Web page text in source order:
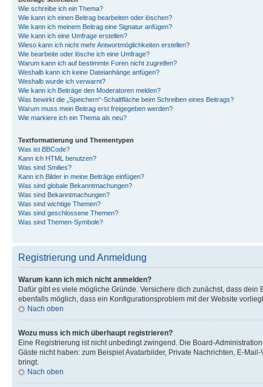
Wie schreibe ich ein Thema?
Wie kann ich einen Beitrag bearbeiten oder löschen?
Wie kann ich meinem Beitrag eine Signatur anfügen?
Wie kann ich eine Umfrage erstellen?
Wieso kann ich nicht mehr Antwortmöglichkeiten erstellen?
Wie bearbeite oder lösche ich eine Umfrage?
Warum kann ich auf bestimmte Foren nicht zugreifen?
Weshalb kann ich keine Dateianhänge anfügen?
Weshalb wurde ich verwarnt?
Wie kann ich Beiträge den Moderatoren melden?
Was bewirkt die „Speichern“-Schaltfläche beim Schreiben eines Beitrags?
Warum muss mein Beitrag erst freigegeben werden?
Wie markiere ich ein Thema als neu?
Textformatierung und Thementypen
Was ist BBCode?
Kann ich HTML benutzen?
Was sind Smilies?
Kann ich Bilder in meine Beiträge einfügen?
Was sind globale Bekanntmachungen?
Was sind Bekanntmachungen?
Was sind wichtige Themen?
Was sind geschlossene Themen?
Was sind Themen-Symbole?
Registrierung und Anmeldung
Warum kann ich mich nicht anmelden?
Dafür gibt es viele mögliche Gründe. Versichere dich zunächst, dass
ebenfalls möglich, dass ein Konfigurationsproblem mit der Website
Nach oben
Wozu muss ich mich überhaupt registrieren?
Eine Registrierung ist nicht unbedingt zwingend. Die Board-
Gäste nicht haben: zum Beispiel Avatarbilder, Private Nachrichten, E-
bringt.
Nach oben